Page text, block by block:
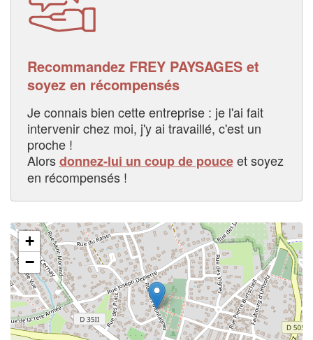
Recommandez FREY PAYSAGES et
soyez en récompensés
Je connais bien cette entreprise : je l'ai fait
intervenir chez moi, j'y ai travaillé, c'est un
proche !
Alorsdonnez-lui un coup de pouceet soyez
en récompensés !
+
−